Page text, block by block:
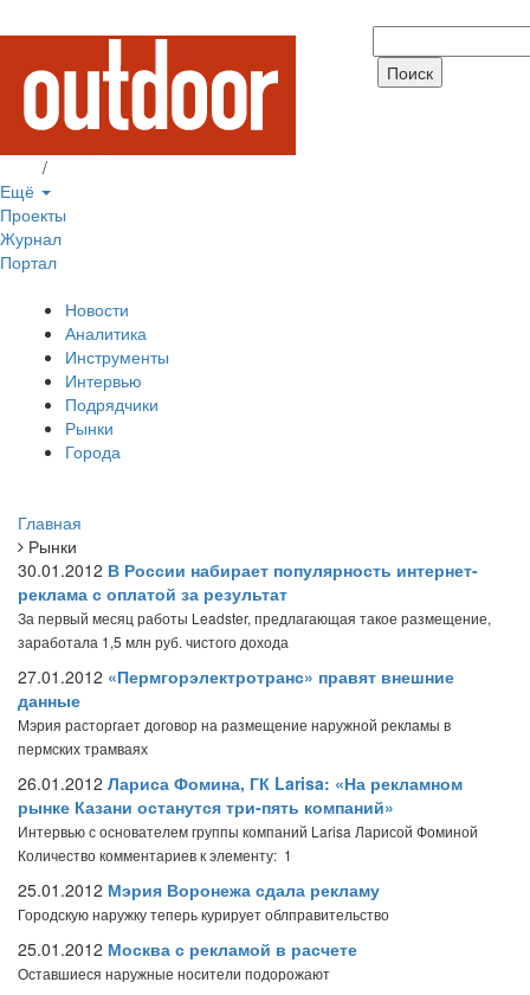
/
Ещё
Проекты
Журнал
Портал
Новости
Аналитика
Инструменты
Интервью
Подрядчики
Рынки
Города
Главная
Рынки
30.01.2012 В России набирает популярность интернет-
реклама с оплатой за результат
За первый месяц работы Leadster, предлагающая такое размещение,
заработала 1,5 млн руб. чистого дохода
27.01.2012 «Пермгорэлектротранс» правят внешние
данные
Мэрия расторгает договор на размещение наружной рекламы в
пермских трамваях
26.01.2012 Лариса Фомина, ГК Larisa: «На рекламном
рынке Казани останутся три-пять компаний»
Интервью с основателем группы компаний Larisa Ларисой Фоминой
Количество комментариев к элементу: 1
25.01.2012 Мэрия Воронежа сдала рекламу
Городскую наружку теперь курирует облправительство
25.01.2012 Москва с рекламой в расчете
Оставшиеся наружные носители подорожают